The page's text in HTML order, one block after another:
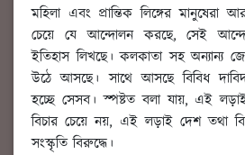
মহিলা এবং প্রান্তিক লিঙ্গের মানুষেরা
চেয়ে যে আন্দোলন করছে, সেই
ইতিহাস লিখছে। কলকাতা সহ অন্যান্য
উঠে আসছে। সাথে আসছে বিবিধ
হচ্ছে সেসব। স্পষ্টত বলা যায়, এই
বিচার চেয়ে নয়, এই লড়াই দেশ তথা
সংস্কৃতি বিরুদ্ধে।